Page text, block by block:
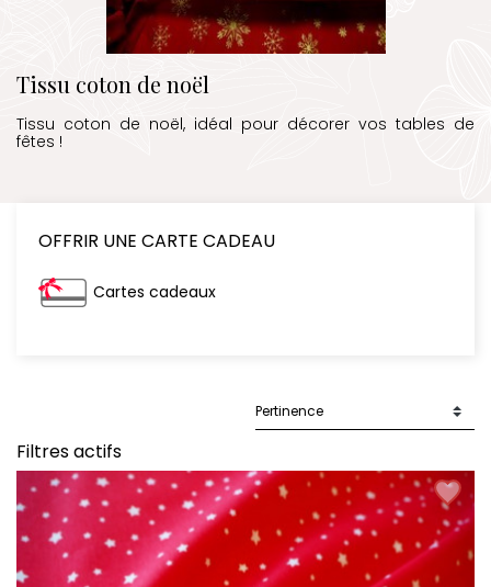
Tissu coton de noël
Tissu coton de noël, idéal pour décorer vos tables de
fêtes !
OFFRIR UNE CARTE CADEAU
Cartes cadeaux
Filtres actifs